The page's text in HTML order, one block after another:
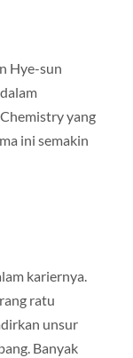
Hye-sun
yang
ini semakin
kariernya.
ratu
unsur
Banyak